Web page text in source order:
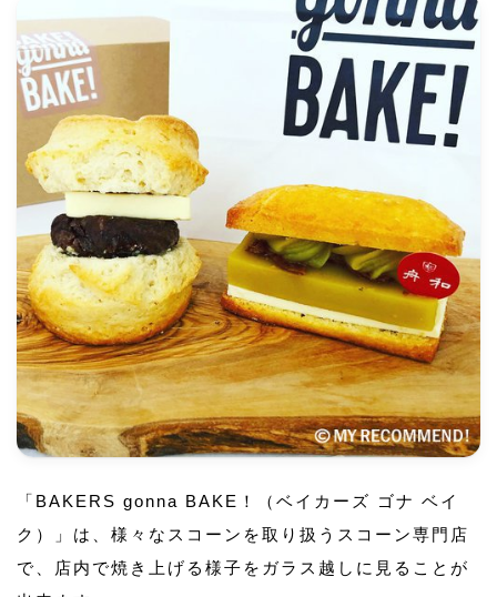
「BAKERS gonna BAKE！（ベイカーズ ゴナ ベイ
ク）」は、様々なスコーンを取り扱うスコーン専門店
で、店内で焼き上げる様子をガラス越しに見ることが